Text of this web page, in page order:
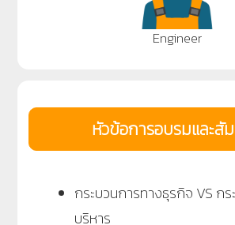
Engineer
หัวข้อการอบรมและสั
กระบวนการทางธุรกิจ VS ก
บริหาร